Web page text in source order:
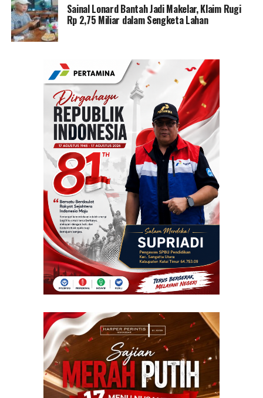
Sainal Lonard Bantah Jadi Makelar, Klaim Rugi
Rp 2,75 Miliar dalam Sengketa Lahan